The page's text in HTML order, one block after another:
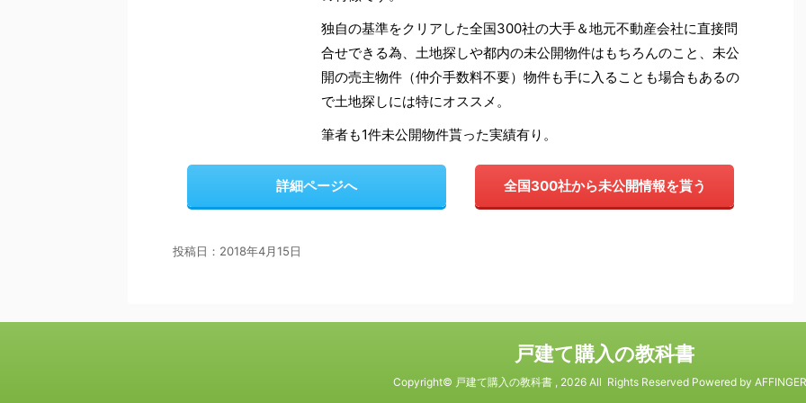
独自の基準をクリアした全国300社の大手＆地元不動産会社に直接問
合せできる為、土地探しや都内の未公開物件はもちろんのこと、未公
開の売主物件（仲介手数料不要）物件も手に入ることも場合もあるの
で土地探しには特にオススメ。
筆者も1件未公開物件貰った実績有り。
詳細ページへ 全国300社から未公開情報を貰う
投稿日： 2018年4月15日
戸建て購入の教科書
Copyright© 戸建て購入の教科書 , 2026 All Rights Reserved Powered by